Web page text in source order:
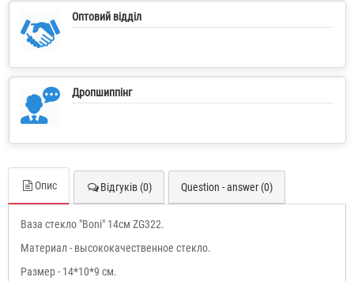
Оптовий відділ
Дропшиппінг
Опис Відгуків (0) Question - answer (0)
Ваза стекло "Boni" 14см ZG322.
Материал - высококачественное стекло.
Размер - 14*10*9 см.